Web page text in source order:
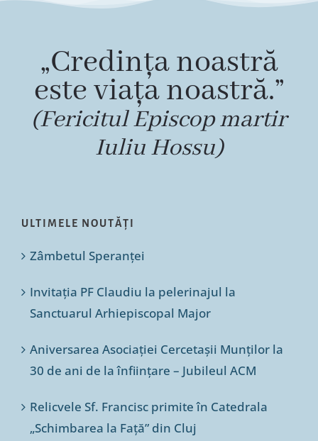
„Credința noastră
este viața noastră.”
(Fericitul Episcop martir
Iuliu Hossu)
ULTIMELE NOUTĂȚI
Zâmbetul Speranței
Invitația PF Claudiu la pelerinajul la
Sanctuarul Arhiepiscopal Major
Aniversarea Asociației Cercetașii Munților la
30 de ani de la înființare – Jubileul ACM
Relicvele Sf. Francisc primite în Catedrala
„Schimbarea la Față” din Cluj